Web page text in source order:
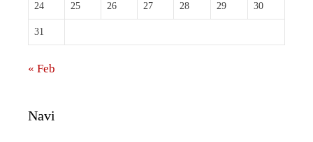
24 25 26 27 28 29 30
31
« Feb
Navi